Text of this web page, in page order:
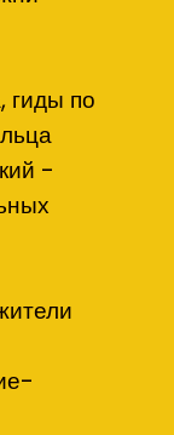
гиды по
-